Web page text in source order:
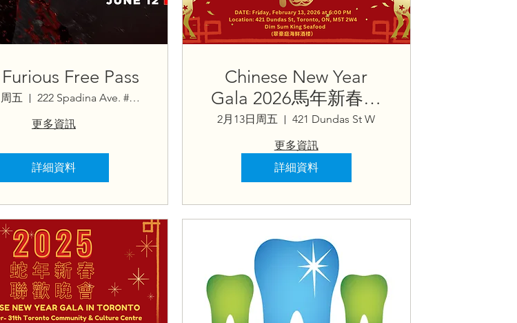
Free Pass
五
222 Spadina Ave. #217
更多資訊
詳細資料
Chinese New Year
Gala 2026馬年新春聯
歡晚會
2月13日周五
421 Dundas St W
更多資訊
詳細資料